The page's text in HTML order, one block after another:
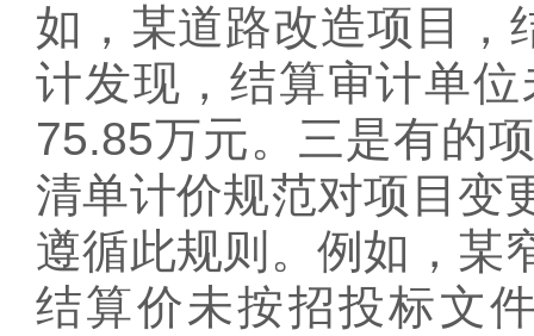
如，某道路改造项目，
计发现，结算审计单
75.85万元。三是有的
清单计价规范对项目变
遵循此规则。例如，某
结算价未按招投标文